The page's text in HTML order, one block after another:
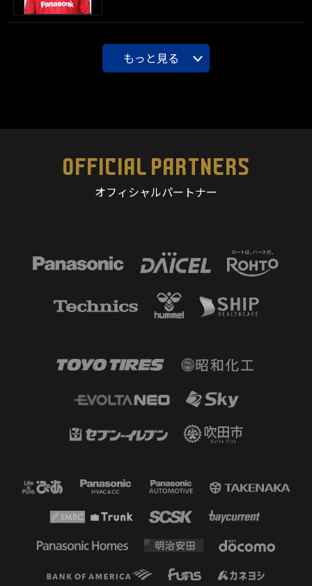
もっと見る
OFFICIAL PARTNERS
オフィシャルパートナー